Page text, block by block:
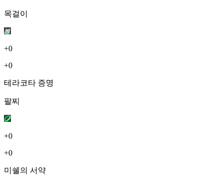
목걸이
+0
+0
테라코타 증명
팔찌
+0
+0
미쉘의 서약